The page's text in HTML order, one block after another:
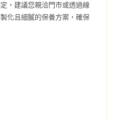
，建議您親洽門市或透過線
化且細膩的保養方案，確保